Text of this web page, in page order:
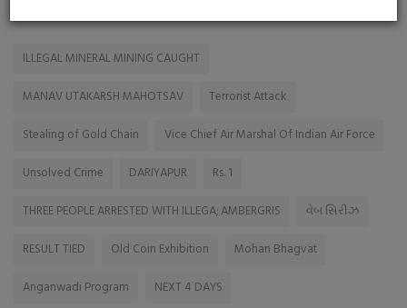
ILLEGAL MINERAL MINING CAUGHT
MANAV UTAKARSH MAHOTSAV
Terrorist Attack
Stealing of Gold Chain
Vice Chief Air Marshal Of Indian Air Force
Unsolved Crime
DARIYAPUR
Rs. 1
THREE PEOPLE ARRESTED WITH ILLEGA; AMBERGRIS
વેબ સિરીઝ
RESULT TIED
Old Coin Exhibition
Mohan Bhagvat
Anganwadi Program
NEXT 4 DAYS